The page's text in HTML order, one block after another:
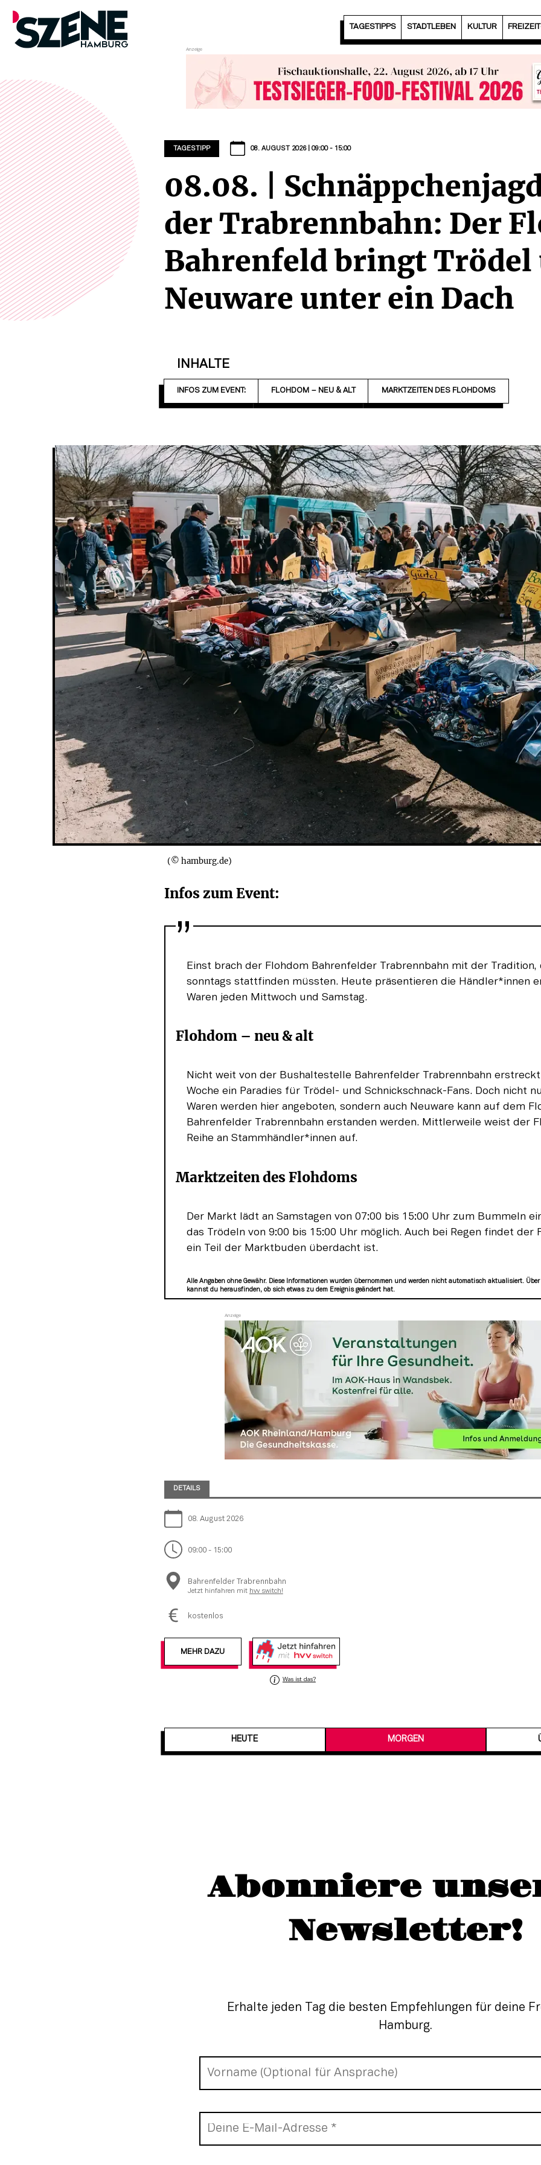
Zum
springen
TAGESTIPPS STADTLEBEN KULTUR
TAGESTIPP 08. AUGUST 2026 | 09:00 - 15:00
08.08. |
der Trabrennbahn: Der
Bahrenfeld bringt Trödel
Neuware unter ein Dach
INHALTE
INFOS ZUM EVENT: FLOHDOM – NEU & ALT MARKTZEITEN DES FLOHDOMS
(© hamburg.de)
Infos zum Event:
Einst brach der Flohdom Bahrenfelder Trabrennbahn mit der Tradition,
sonntags stattfinden müssten. Heute präsentieren die Händler*innen
Waren jeden Mittwoch und Samstag.
Flohdom – neu & alt
Nicht weit von der Bushaltestelle Bahrenfelder Trabrennbahn
Woche ein Paradies für Trödel- und Schnickschnack-Fans. Doch nicht
Waren werden hier angeboten, sondern auch Neuware kann auf dem
Bahrenfelder Trabrennbahn erstanden werden. Mittlerweile weist der
Reihe an Stammhändler*innen auf.
Marktzeiten des Flohdoms
Der Markt lädt an Samstagen von 07:00 bis 15:00 Uhr zum Bummeln
das Trödeln von 9:00 bis 15:00 Uhr möglich. Auch bei Regen findet der
ein Teil der Marktbuden überdacht ist.
Alle Angaben ohne Gewähr. Diese Informationen wurden übernommen und werden nicht automatisch aktualisiert.
kannst du herausfinden, ob sich etwas zu dem Ereignis geändert hat.
DETAILS
08. August 2026
09:00 - 15:00
Bahrenfelder Trabrennbahn
Jetzt hinfahren mit hvv switch!
kostenlos
MEHR DAZU
Was ist das?
HEUTE MORGEN
Abonniere
Newsletter!
Erhalte jeden Tag die besten Empfehlungen für deine
Hamburg.